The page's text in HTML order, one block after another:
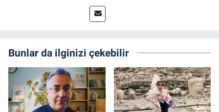
Bunlar da ilginizi çekebilir